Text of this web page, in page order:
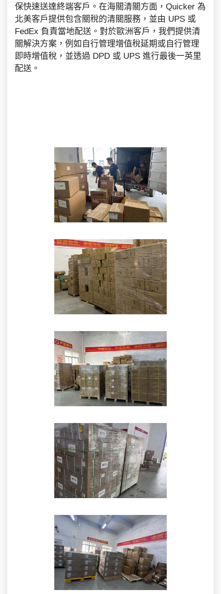
保快速送達終端客戶。在海關清關方面，Quicker 為
北美客戶提供包含關稅的清關服務，並由 UPS 或
FedEx 負責當地配送。對於歐洲客戶，我們提供清
關解決方案，例如自行管理增值稅延期或自行管理
即時增值稅，並透過 DPD 或 UPS 進行最後一英里
配送。